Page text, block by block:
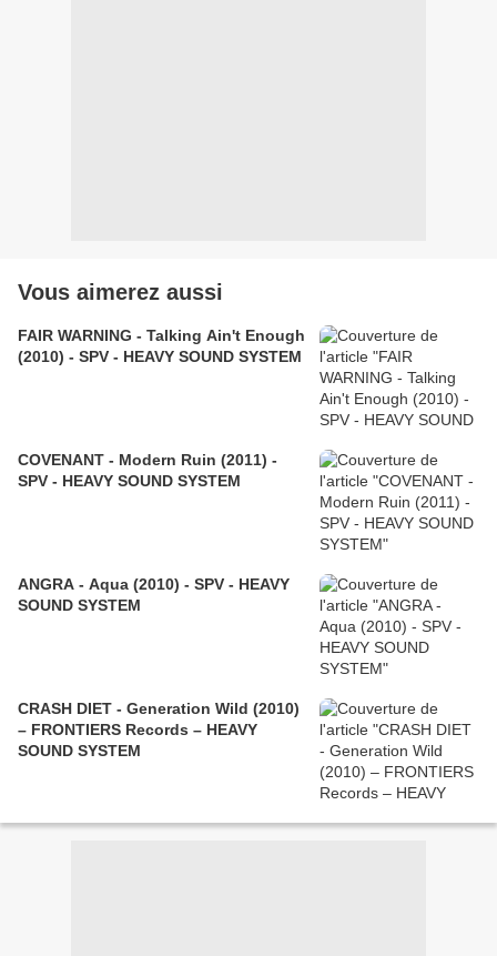
Vous aimerez aussi
FAIR WARNING - Talking Ain't Enough
(2010) - SPV - HEAVY SOUND SYSTEM
COVENANT - Modern Ruin (2011) -
SPV - HEAVY SOUND SYSTEM
ANGRA - Aqua (2010) - SPV - HEAVY
SOUND SYSTEM
CRASH DIET - Generation Wild (2010)
– FRONTIERS Records – HEAVY
SOUND SYSTEM